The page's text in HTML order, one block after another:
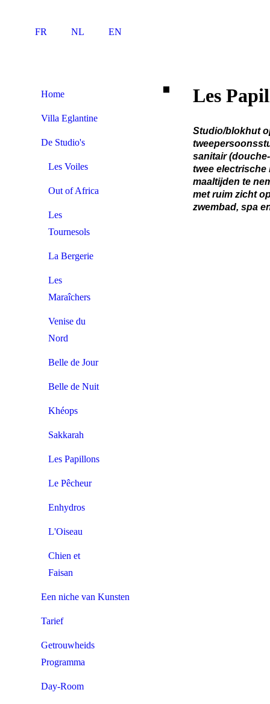
FR NL EN
Les
Studio/blokhut
sanitair
twee electrische
maaltijden te
met ruim zicht
zwembad, spa
Home
Villa Eglantine
De Studio's
Les Voiles
Out of Africa
Les
Tournesols
La Bergerie
Les
Maraîchers
Venise du
Nord
Belle de Jour
Belle de Nuit
Khéops
Sakkarah
Les Papillons
Le Pêcheur
Enhydros
L'Oiseau
Chien et
Faisan
Een niche van Kunsten
Tarief
Getrouwheids
Programma
Day-Room